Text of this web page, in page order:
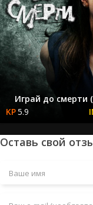
Играй до смерти
5.9
Оставь свой